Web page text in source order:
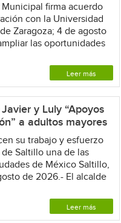
firma acuerdo
con la Universidad
Zaragoza; 4 de agosto
las oportunidades
Leer más
y Luly “Apoyos
a adultos mayores
su trabajo y esfuerzo
de Saltillo una de las
de México Saltillo,
de 2026.- El alcalde
Leer más